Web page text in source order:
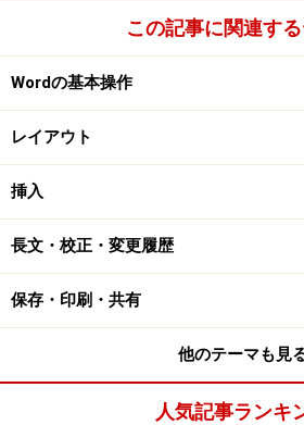
この記事に関連す
Wordの基本操作
レイアウト
挿入
長文・校正・変更履歴
保存・印刷・共有
他のテーマも見
人気記事ランキ